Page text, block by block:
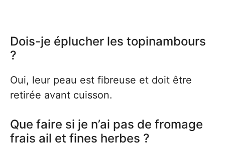
Dois-je éplucher les topinambours
?
Oui, leur peau est fibreuse et doit être
retirée avant cuisson.
Que faire si je n’ai pas de fromage
frais ail et fines herbes ?